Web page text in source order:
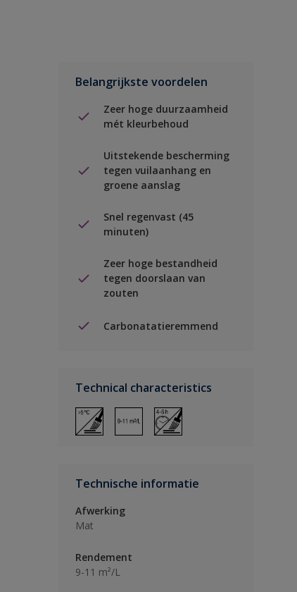
Belangrijkste voordelen
Zeer hoge duurzaamheid
mét kleurbehoud
Uitstekende bescherming
tegen vuilaanhang en
groene aanslag
Snel regenvast (45
minuten)
Zeer hoge bestandheid
tegen doorslaan van
zouten
Carbonatatieremmend
Technical characteristics
Technische informatie
Afwerking
Mat
Rendement
9-11 m²/L